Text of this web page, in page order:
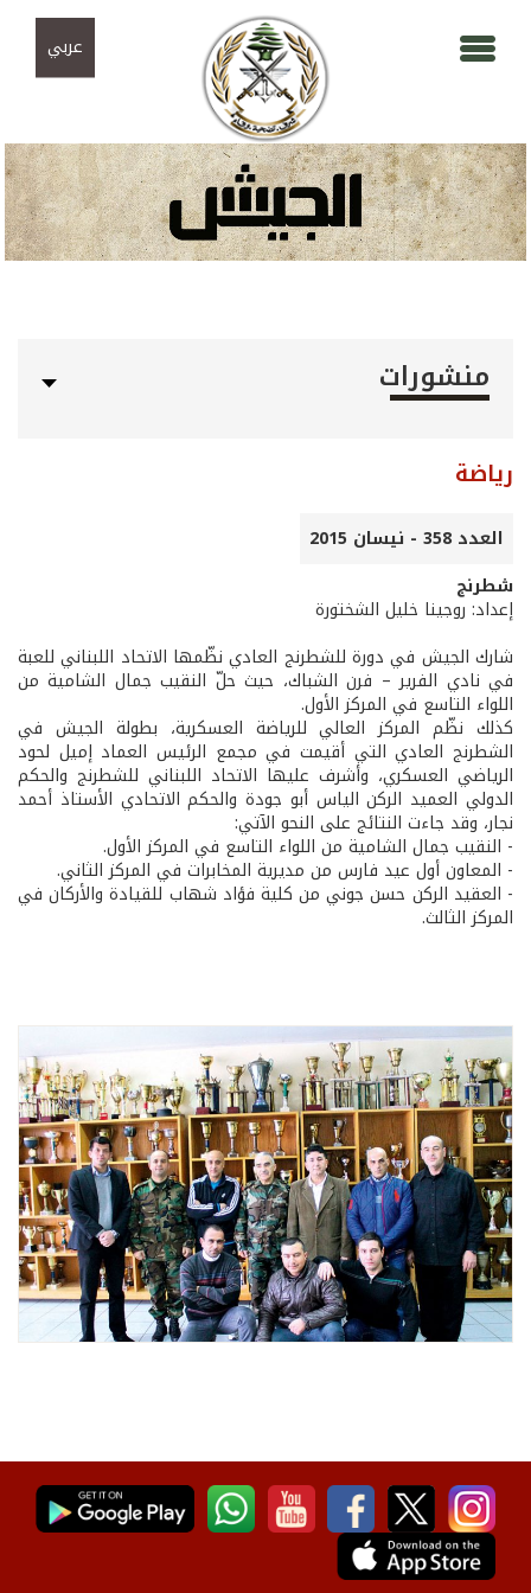
عربي
منشورات
رياضة
العدد 358 - نيسان 2015
شطرنج
إعداد: روجينا خليل الشختورة
شارك الجيش في دورة للشطرنج العادي نظّمها الاتحاد اللبناني للعبة
في نادي الفرير – فرن الشباك، حيث حلّ النقيب جمال الشامية من
اللواء التاسع في المركز الأول.
كذلك نظّم المركز العالي للرياضة العسكرية، بطولة الجيش في
الشطرنج العادي التي أقيمت في مجمع الرئيس العماد إميل لحود
الرياضي العسكري، وأشرف عليها الاتحاد اللبناني للشطرنج والحكم
الدولي العميد الركن الياس أبو جودة والحكم الاتحادي الأستاذ أحمد
نجار، وقد جاءت النتائج على النحو الآتي:
- النقيب جمال الشامية من اللواء التاسع في المركز الأول.
- المعاون أول عيد فارس من مديرية المخابرات في المركز الثاني.
- العقيد الركن حسن جوني من كلية فؤاد شهاب للقيادة والأركان في
المركز الثالث.